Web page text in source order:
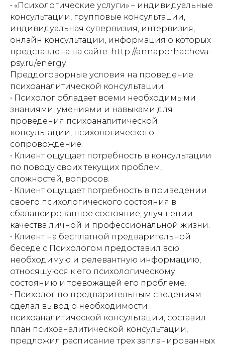
• «Психологические услуги» – индивидуальные
консультации, групповые консультации,
индивидуальная супервизия, интервизия,
онлайн консультации, информация о которых
представлена на сайте: http://annaporhacheva-
psy.ru/energy
Преддоговорные условия на проведение
психоаналитической консультации
• Психолог обладает всеми необходимыми
знаниями, умениями и навыками для
проведения психоаналитической
консультации, психологического
сопровождение.
• Клиент ощущает потребность в консультации
по поводу своих текущих проблем,
сложностей, вопросов.
• Клиент ощущает потребность в приведении
своего психологического состояния в
сбалансированное состояние, улучшении
качества личной и профессиональной жизни.
• Клиент на бесплатной предварительной
беседе с Психологом предоставил всю
необходимую и релевантную информацию,
относящуюся к его психологическому
состоянию и тревожащей его проблеме.
• Психолог по предварительным сведениям
сделал вывод о необходимости
психоаналитической консультации, составил
план психоаналитической консультации,
предложил расписание трех запланированных